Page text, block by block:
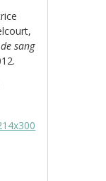
sang